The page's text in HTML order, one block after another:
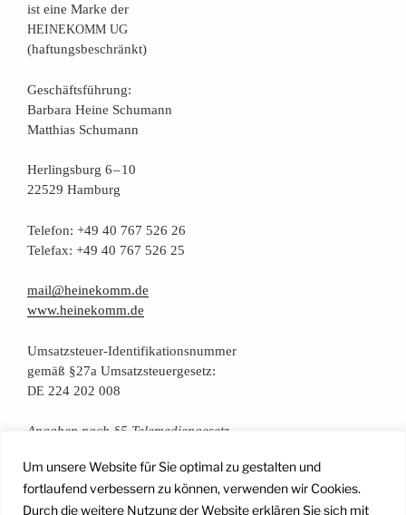
Um unsere Website für Sie optimal zu gestalten und
fortlaufend verbessern zu können, verwenden wir Cookies.
Durch die weitere Nutzung der Website erklären Sie sich mit
ist eine Mar­ke der
HEINEKOMM UG
(haf­tungs­be­schränkt)
Geschäfts­füh­rung:
Bar­ba­ra Hei­ne Schumann
Mat­thi­as Schumann
Her­lings­burg 6 – 10
22529 Hamburg
Tele­fon: +49 40 767 526 26
Tele­fax: +49 40 767 526 25
mail@heinekomm.de
www.heinekomm.de
Umsatz­steu­er-Iden­ti­fi­ka­ti­ons­num­mer
gemäß §27a Umsatzsteuergesetz:
DE 224 202 008
Anga­ben nach §5 Telemediengesetz
Daten­schutz­er­klä­rung